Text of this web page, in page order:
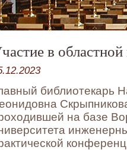
в
библиотекарь
на базе